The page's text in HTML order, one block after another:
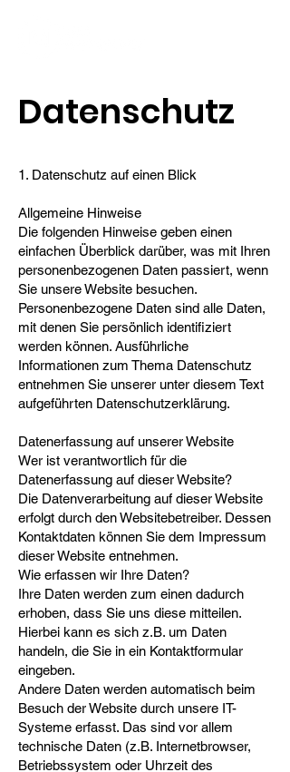
Datenschutz
1. Datenschutz auf einen Blick
Allgemeine Hinweise
Die folgenden Hinweise geben einen
einfachen Überblick darüber, was mit Ihren
personenbezogenen Daten passiert, wenn
Sie unsere Website besuchen.
Personenbezogene Daten sind alle Daten,
mit denen Sie persönlich identifiziert
werden können. Ausführliche
Informationen zum Thema Datenschutz
entnehmen Sie unserer unter diesem Text
aufgeführten Datenschutzerklärung.
Datenerfassung auf unserer Website
Wer ist verantwortlich für die
Datenerfassung auf dieser Website?
Die Datenverarbeitung auf dieser Website
erfolgt durch den Websitebetreiber. Dessen
Kontaktdaten können Sie dem Impressum
dieser Website entnehmen.
Wie erfassen wir Ihre Daten?
Ihre Daten werden zum einen dadurch
erhoben, dass Sie uns diese mitteilen.
Hierbei kann es sich z.B. um Daten
handeln, die Sie in ein Kontaktformular
eingeben.
Andere Daten werden automatisch beim
Besuch der Website durch unsere IT-
Systeme erfasst. Das sind vor allem
technische Daten (z.B. Internetbrowser,
Betriebssystem oder Uhrzeit des